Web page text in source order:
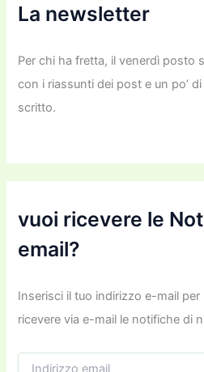
La newsletter
Per chi ha fretta, il venerdì posto
con i riassunti dei post e un po’
scritto.
vuoi ricevere le
email?
Inserisci il tuo indirizzo e-mail
ricevere via e-mail le notifiche di